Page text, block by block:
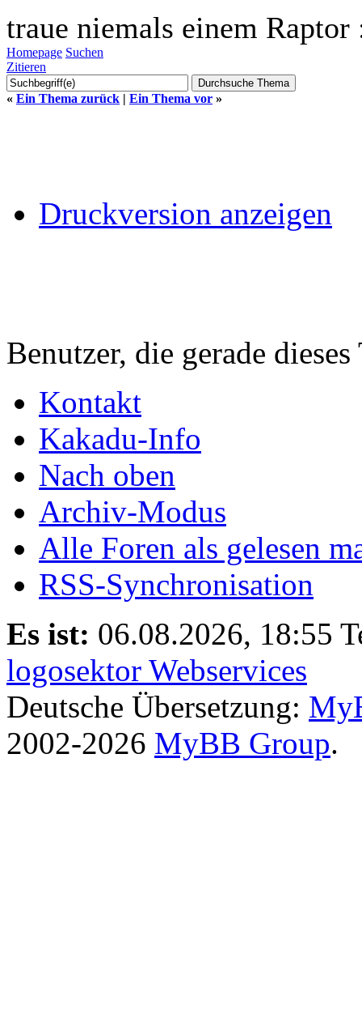
traue niemals einem Raptor
Homepage Suchen
Zitieren
« Ein Thema zurück | Ein Thema vor »
Druckversion anzeigen
Benutzer, die gerade
Kontakt
Kakadu-Info
Nach oben
Archiv-Modus
Alle Foren als gelesen
RSS-Synchronisation
Es ist: 06.08.2026, 18:55
logosektor Webservices
Deutsche Übersetzung:
2002-2026 MyBB Group.